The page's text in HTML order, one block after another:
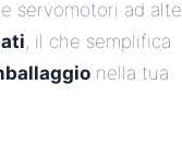
servomotori ad alte
, il che semplifica
nella tua